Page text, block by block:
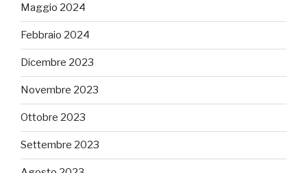
Maggio 2024
Febbraio 2024
Dicembre 2023
Novembre 2023
Ottobre 2023
Settembre 2023